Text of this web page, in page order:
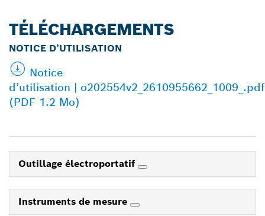
TÉLÉCHARGEMENTS
NOTICE D’UTILISATION
Notice
d’utilisation | o202554v2_2610955662_1009_.pdf
(PDF 1.2 Mo)
Outillage électroportatif
Instruments de mesure